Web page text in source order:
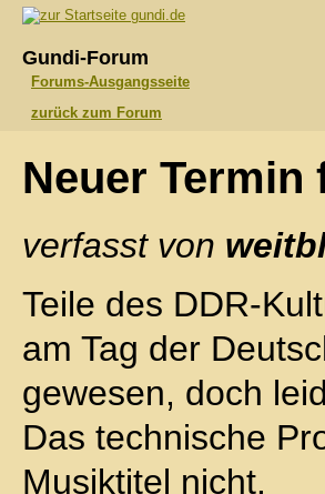
gundi.de
Gundi-Forum
Forums-Ausgangsseite
zurück zum Forum
Neuer
verfasst von
Teile des DDR-
am Tag der
gewesen, doch
Das technische
Musiktitel nicht.